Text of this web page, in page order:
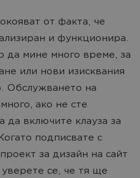
от факта, че
и функционира.
да мине много време, за
или нови изисквания
Обслужването на
ако не сте
да включите клауза за
подписвате с
за дизайн на сайт
се, че тя ще